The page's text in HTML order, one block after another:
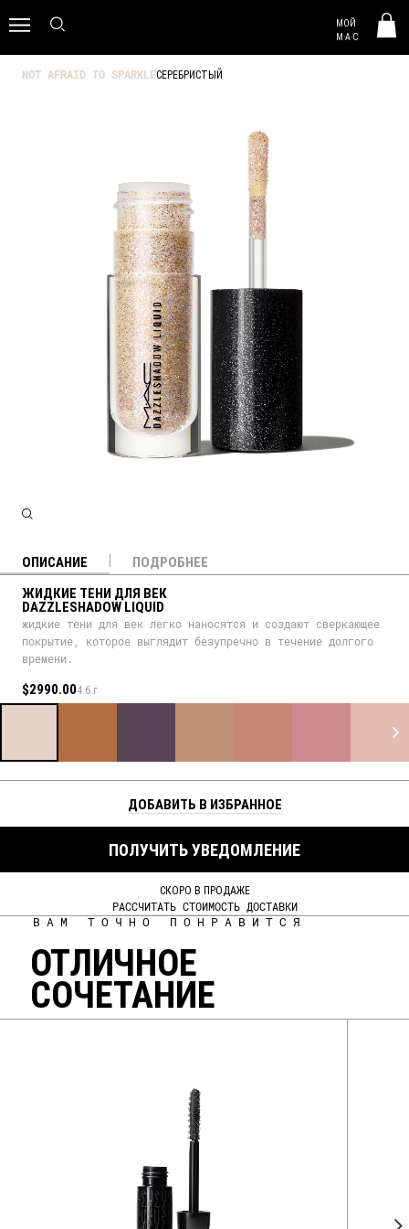
МОЙ
M·A·C
NOT AFRAID TO SPARKLEСЕРЕБРИСТЫЙ
ОПИСАНИЕ
ПОДРОБНЕЕ
ЖИДКИЕ ТЕНИ ДЛЯ ВЕК
DAZZLESHADOW LIQUID
жидкие тени для век легко наносятся и создают сверкающее
покрытие, которое выглядит безупречно в течение долгого
времени.
$2990.004.6 г
ДОБАВИТЬ В ИЗБРАННОЕ
ПОЛУЧИТЬ УВЕДОМЛЕНИЕ
СКОРО В ПРОДАЖЕ
РАССЧИТАТЬ СТОИМОСТЬ ДОСТАВКИ
ВАМ ТОЧНО ПОНРАВИТСЯ
ОТЛИЧНОЕ
СОЧЕТАНИЕ